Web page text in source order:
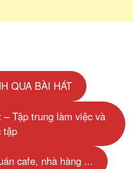
QUA BÀI HÁT
Tập trung làm việc và
tập
cafe, nhà hàng ...